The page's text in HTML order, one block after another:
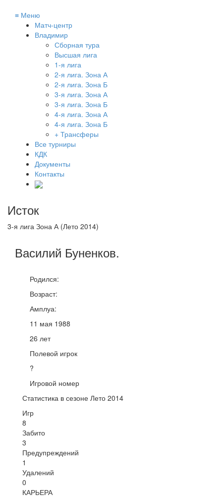
≡ Меню
Матч-центр
Владимир
Сборная тура
Высшая лига
1-я лига
2-я лига. Зона А
2-я лига. Зона Б
3-я лига. Зона А
3-я лига. Зона Б
4-я лига. Зона А
4-я лига. Зона Б
+ Трансферы
Все турниры
КДК
Документы
Контакты
Исток
3-я лига Зона А (Лето 2014)
Василий Буненков.
Родился:
Возраст:
Амплуа:
11 мая 1988
26 лет
Полевой игрок
?
Игровой номер
Статистика в сезоне Лето 2014
Игр
8
Забито
3
Предупреждений
1
Удалений
0
КАРЬЕРА